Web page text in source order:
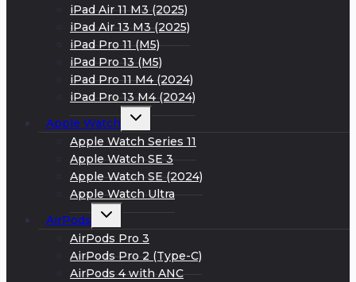
iPad Air 11 M3 (2025)
iPad Air 13 M3 (2025)
iPad Pro 11 (M5)
iPad Pro 13 (M5)
iPad Pro 11 M4 (2024)
iPad Pro 13 M4 (2024)
Apple Watch
Развернуть
меню
Apple Watch Series 11
Apple Watch SE 3
Apple Watch SE (2024)
Apple Watch Ultra
AirPods
Развернуть
меню
AirPods Pro 3
AirPods Pro 2 (Type-C)
AirPods 4 with ANC